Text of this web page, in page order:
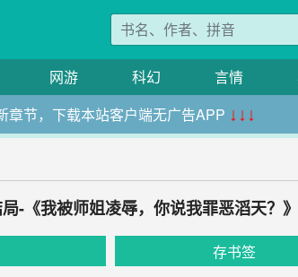
网游 科幻 言情
章节，下载本站客户端无广告APP ↓↓↓
-《我被师姐凌辱，你说我罪恶滔天？》
存书签